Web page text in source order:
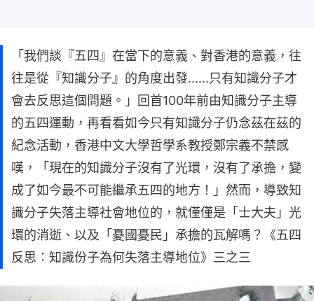
「我們談『五四』在當下的意義、對香港的意義，往
往是從『知識分子』的角度出發......只有知識分子才
會去反思這個問題。」回首100年前由知識分子主導
的五四運動，再看看如今只有知識分子仍念茲在茲的
紀念活動，香港中文大學哲學系教授鄭宗義不禁感
嘆，「現在的知識分子沒有了光環，沒有了承擔，變
成了如今最不可能繼承五四的地方！」然而，導致知
識分子失落主導社會地位的，就僅僅是「士大夫」光
環的消逝、以及「憂國憂民」承擔的瓦解嗎？《五四
反思：知識份子為何失落主導地位》三之三